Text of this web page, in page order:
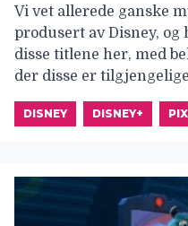
Vi vet allerede ganske
produsert av Disney, og
disse titlene her, med
der disse er
DISNEY DISNEY+